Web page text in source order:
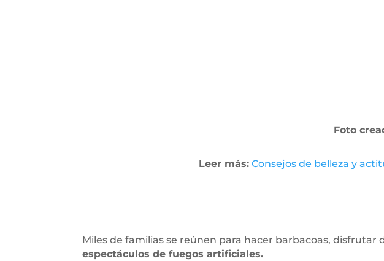
Foto
Leer más: Consejos de belleza y
Miles de familias se reúnen para hacer barbacoas, disfrutar
espectáculos de fuegos artificiales.